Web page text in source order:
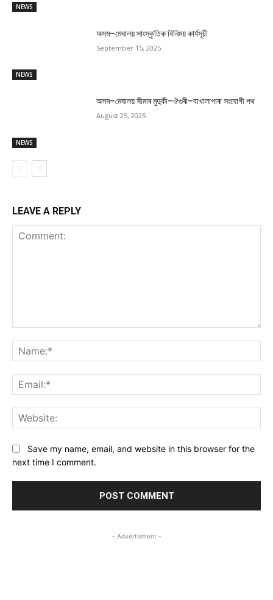
NEWS
NEWS
অসম–মেঘালয় সাংস্কৃতিক বিনিময় কাৰ্যসূচী
September 15, 2025
NEWS
অসম–মেঘালয় সীমাৰ মুদুকী–ঔগুৰী–বাখালাপাৰা সংযোগী পথ
August 25, 2025
LEAVE A REPLY
Save my name, email, and website in this browser for the
next time I comment.
- Advertisment -